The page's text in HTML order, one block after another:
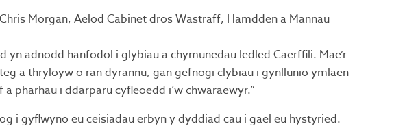
Morgan, Aelod Cabinet dros Wastraff, Hamdden a Mannau
yn adnodd hanfodol i glybiau a chymunedau ledled Caerffili. Mae’r
a thryloyw o ran dyrannu, gan gefnogi clybiau i gynllunio ymlaen
pharhau i ddarparu cyfleoedd i’w chwaraewyr.”
i gyflwyno eu ceisiadau erbyn y dyddiad cau i gael eu hystyried.